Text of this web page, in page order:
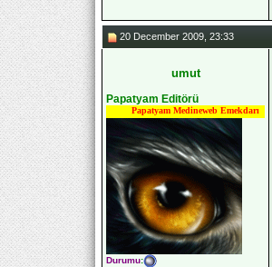
20 December 2009, 23:33
umut
Papatyam Editörü
Papatyam Medineweb Emekdarı
Durumu: